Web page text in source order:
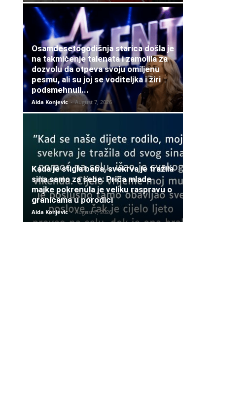
Osamdesetogodišnja starica došla je
na takmičenje talenata i zamolila za
dozvolu da otpeva svoju omiljenu
pesmu, ali su joj se voditeljka i žiri
podsmehnuli...
Aida Konjevic - August 7, 2026
Kada je stigla beba, svekrva je tražila
sina samo za sebe: Priča mlade
majke pokrenula je veliku raspravu o
granicama u porodici
Aida Konjevic - August 7, 2026